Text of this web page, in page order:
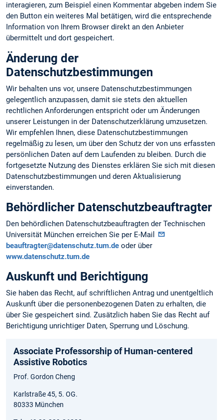
interagieren, zum Beispiel einen Kommentar abgeben indem Sie
den Button ein weiteres Mal betätigen, wird die entsprechende
Information von Ihrem Browser direkt an den Anbieter
übermittelt und dort gespeichert.
Änderung der
Datenschutzbestimmungen
Wir behalten uns vor, unsere Datenschutzbestimmungen
gelegentlich anzupassen, damit sie stets den aktuellen
rechtlichen Anforderungen entspricht oder um Änderungen
unserer Leistungen in der Datenschutzerklärung umzusetzen.
Wir empfehlen Ihnen, diese Datenschutzbestimmungen
regelmäßig zu lesen, um über den Schutz der von uns erfassten
persönlichen Daten auf dem Laufenden zu bleiben. Durch die
fortgesetzte Nutzung des Dienstes erklären Sie sich mit diesen
Datenschutzbestimmungen und deren Aktualisierung
einverstanden.
Behördlicher Datenschutzbeauftragter
Den behördlichen Datenschutzbeauftragten der Technischen
Universität München erreichen Sie per E-Mail
beauftragter@datenschutz.tum.de oder über
www.datenschutz.tum.de
Auskunft und Berichtigung
Sie haben das Recht, auf schriftlichen Antrag und unentgeltlich
Auskunft über die personen­bezogenen Daten zu erhalten, die
über Sie gespeichert sind. Zusätzlich haben Sie das Recht auf
Berichtigung unrichtiger Daten, Sperrung und Löschung.
Associate Professorship of Human-centered
Assistive Robotics
Prof. Gordon Cheng
Karlstraße 45, 5. OG.
80333 München